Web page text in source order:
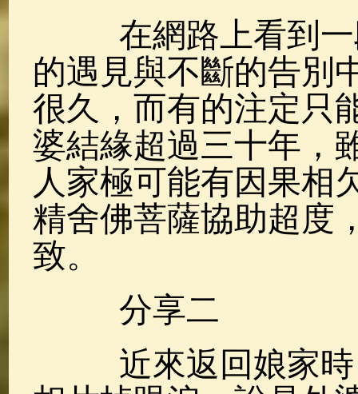
在網路上看到一
的遇見與不斷的告別
很久，而有的注定只
婆結緣超過三十年，
人家極可能有因果相
精舍佛菩薩協助超度
致。
分享二
近來返回娘家時